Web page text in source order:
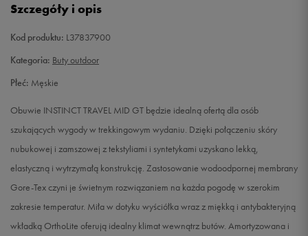
44 28 cm
44 2/3
45 1/3 29 cm Powiadom o dostępności
Szczegóły i opis
Kod produktu: L37837900
Kategoria: Buty outdoor
Płeć: Męskie
Obuwie INSTINCT TRAVEL MID GT będzie idealną ofertą dla osób
szukających wygody w trekkingowym wydaniu. Dzięki połączeniu skóry
nubukowej i zamszowej z tekstyliami i syntetykami uzyskano lekką,
elastyczną i wytrzymałą konstrukcję. Zastosowanie wodoodpornej membrany
Gore-Tex czyni je świetnym rozwiązaniem na każda pogodę w szerokim
zakresie temperatur. Miła w dotyku wyściółka wraz z miękką i antybakteryjną
wkładką OrthoLite oferują idealny klimat wewnątrz butów. Amortyzowana i